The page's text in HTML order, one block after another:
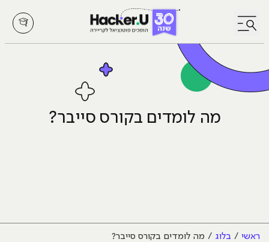
לחץ לפתיחת/סגירת תפריט
מה לומדים בקורס סייבר?
ראשי בלוג מה לומדים בקורס סייבר?